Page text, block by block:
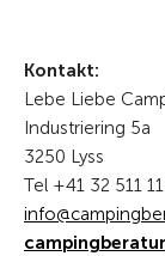
Kontakt:
Lebe Liebe
Industriering 5a
3250 Lyss
Tel +41 32 511
nf
c mp ngb